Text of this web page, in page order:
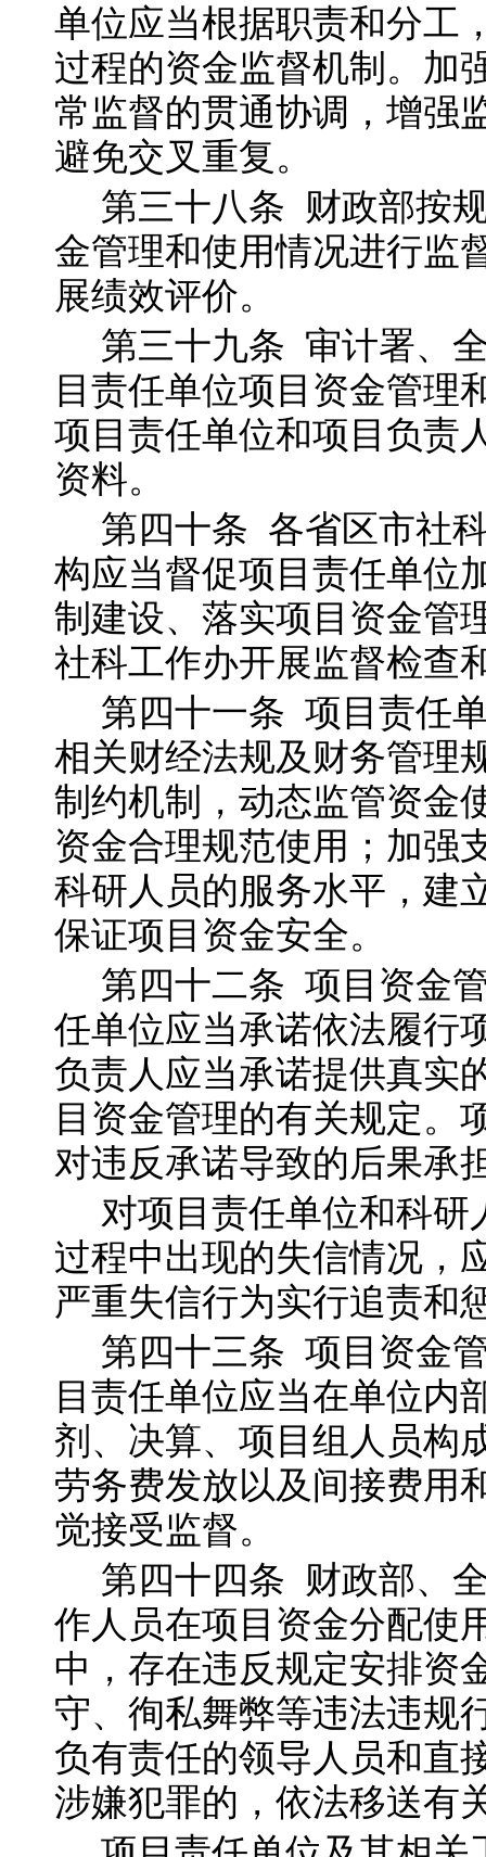
单位应当根据职责和分工
过程的资金监督机制。加
常监督的贯通协调，增强
避免交叉重复。
第三十八条
财政部按
金管理和使用情况进行监
展绩效评价。
第三十九条 审计署、
目责任单位项目资金管理
项目责任单位和项目负责
资料。
第四十条 各省区市社
构应当督促项目责任单位
制建设、落实项目资金管
社科工作办开展监督检查
第四十一条 项目责任
相关财经法规及财务管理
制约机制，动态监管资金
资金合理规范使用；加强
科研人员的服务水平，建
保证项目资金安全。
第四十二条 项目资金
任单位应当承诺依法履行
负责人应当承诺提供真实
目资金管理的有关规定。
对违反承诺导致的后果承
对项目责任单位和科
过程中出现的失信情况，
严重失信行为实行追责和
第四十三条 项目资金
目责任单位应当在单位内
剂、决算、项目组人员构
劳务费发放以及间接费用
觉接受监督。
第四十四条
财政部、
作人员在项目资金分配使
中，存在违反规定安排资
守、徇私舞弊等违法违规
负有责任的领导人员和直
涉嫌犯罪的，依法移送有